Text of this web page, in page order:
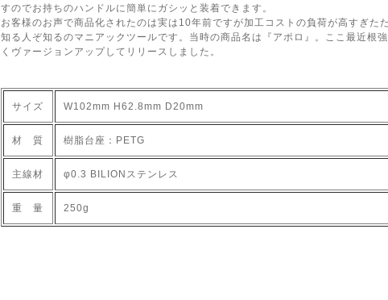
すのでお持ちのハンドルに簡単にガシッと装着できます。
お客様のお声で商品化されたのは実は10年前ですが加工コストの負荷が高すぎた
知る人ぞ知るのマニアックツールです。当時の商品名は『アポロ』。ここ最近根
くヴァージョンアップしてリリースしました。
サイズ W102mm H62.8mm D20mm
材 質 樹脂台座：PETG
主線材 φ0.3 BILIONステンレス
重 量 250g